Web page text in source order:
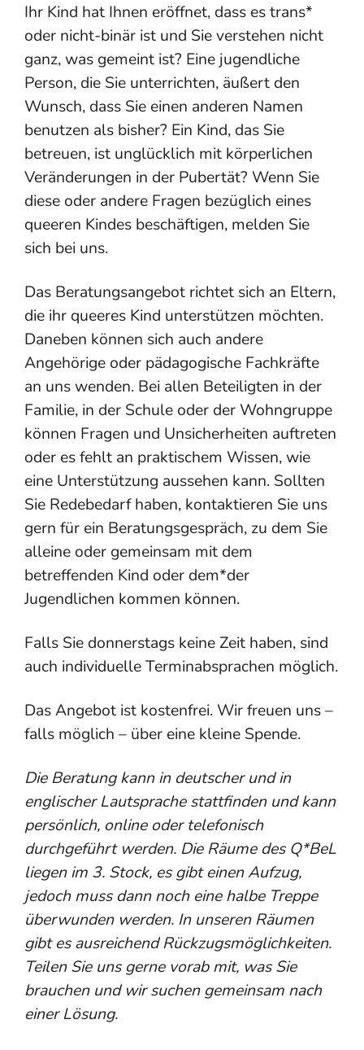
Ihr Kind hat Ihnen eröffnet, dass es trans*
oder nicht-binär ist und Sie verstehen nicht
ganz, was gemeint ist? Eine jugendliche
Person, die Sie unterrichten, äußert den
Wunsch, dass Sie einen anderen Namen
benutzen als bisher? Ein Kind, das Sie
betreuen, ist unglücklich mit körperlichen
Veränderungen in der Pubertät? Wenn Sie
diese oder andere Fragen bezüglich eines
queeren Kindes beschäftigen, melden Sie
sich bei uns.
Das Beratungsangebot richtet sich an Eltern,
die ihr queeres Kind unterstützen möchten.
Daneben können sich auch andere
Angehörige oder pädagogische Fachkräfte
an uns wenden. Bei allen Beteiligten in der
Familie, in der Schule oder der Wohngruppe
können Fragen und Unsicherheiten auftreten
oder es fehlt an praktischem Wissen, wie
eine Unterstützung aussehen kann. Sollten
Sie Redebedarf haben, kontaktieren Sie uns
gern für ein Beratungsgespräch, zu dem Sie
alleine oder gemeinsam mit dem
betreffenden Kind oder dem*der
Jugendlichen kommen können.
Falls Sie donnerstags keine Zeit haben, sind
auch individuelle Terminabsprachen möglich.
Das Angebot ist kostenfrei. Wir freuen uns –
falls möglich – über eine kleine Spende.
Die Beratung kann in deutscher und in
englischer Lautsprache stattfinden und kann
persönlich, online oder telefonisch
durchgeführt werden. Die Räume des Q*BeL
liegen im 3. Stock, es gibt einen Aufzug,
jedoch muss dann noch eine halbe Treppe
überwunden werden. In unseren Räumen
gibt es ausreichend Rückzugsmöglichkeiten.
Teilen Sie uns gerne vorab mit, was Sie
brauchen und wir suchen gemeinsam nach
einer Lösung.